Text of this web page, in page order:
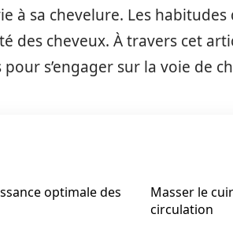
à sa chevelure. Les
des cheveux. À travers cet
pour s’engager sur la voie de
optimale des
Masser le
circulation